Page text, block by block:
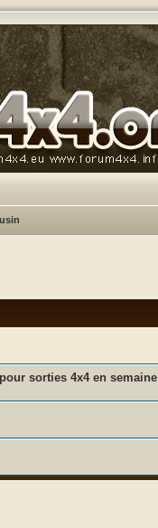
sorties 4x4 en semaine